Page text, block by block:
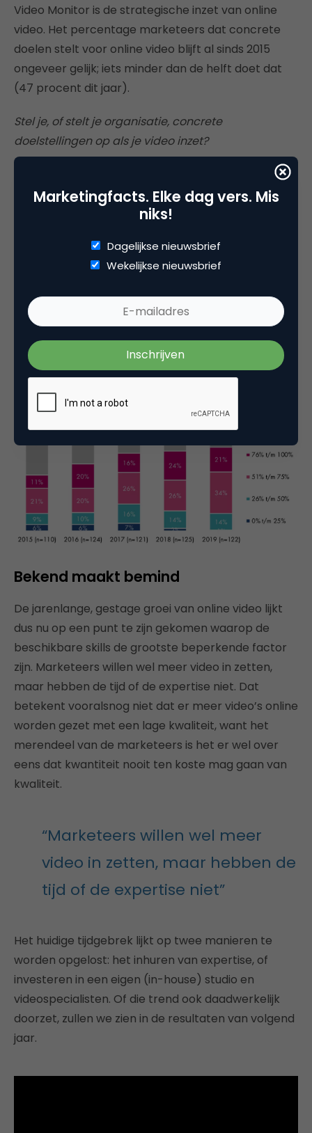
Video Monitor is de strategische inzet van online
video. Het percentage marketeers dat concrete
doelen stelt voor online video blijft al sinds 2015
ongeveer gelijk; iets minder dan de helft doet dat
(47 procent dit jaar).
Stel je, of stelt je organisatie, concrete
doelstellingen op als je video inzet?
geformuleerd, behaalt wel een steeds groter doel
deze targets:
Bekend maakt bemind
De jarenlange, gestage groei van online video lijkt
dus nu op een punt te zijn gekomen waarop de
beschikbare skills de grootste beperkende factor
zijn. Marketeers willen wel meer video in zetten,
maar hebben de tijd of de expertise niet. Dat
betekent vooralsnog niet dat er meer video’s online
worden gezet met een lage kwaliteit, want het
merendeel van de marketeers is het er wel over
eens dat kwantiteit nooit ten koste mag gaan van
kwaliteit.
“Marketeers willen wel meer
video in zetten, maar hebben de
tijd of de expertise niet”
Het huidige tijdgebrek lijkt op twee manieren te
worden opgelost: het inhuren van expertise, of
investeren in een eigen (in-house) studio en
videospecialisten. Of die trend ook daadwerkelijk
doorzet, zullen we zien in de resultaten van volgend
jaar.
Marketingfacts. Elke dag vers. Mis
niks!
Dagelijkse nieuwsbrief
Wekelijkse nieuwsbrief